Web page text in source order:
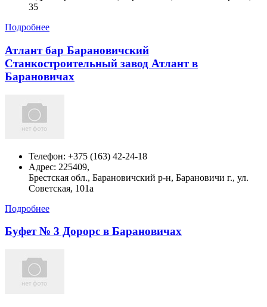
35
Подробнее
Атлант бар Барановичский
Станкостроительный завод Атлант в
Барановичах
Телефон: +375 (163) 42-24-18
Адрес: 225409,
Брестская обл., Барановичский р-н, Барановичи г., ул.
Советская, 101а
Подробнее
Буфет № 3 Дорорс в Барановичах